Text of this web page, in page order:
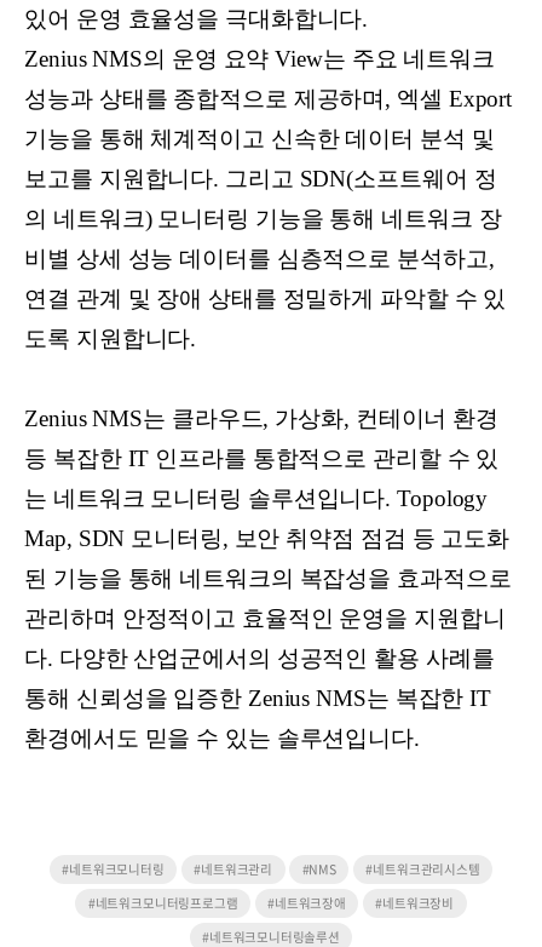
있어 운영 효율성을 극대화합니다.
Zenius NMS의 운영 요약 View는 주요 네트워크
성능과 상태를 종합적으로 제공하며, 엑셀 Export
기능을 통해 체계적이고 신속한 데이터 분석 및
보고를 지원합니다. 그리고 SDN(소프트웨어 정
의 네트워크) 모니터링 기능을 통해 네트워크 장
비별 상세 성능 데이터를 심층적으로 분석하고,
연결 관계 및 장애 상태를 정밀하게 파악할 수 있
도록 지원합니다.
Zenius NMS는 클라우드, 가상화, 컨테이너 환경
등 복잡한 IT 인프라를 통합적으로 관리할 수 있
는 네트워크 모니터링 솔루션입니다. Topology
Map, SDN 모니터링, 보안 취약점 점검 등 고도화
된 기능을 통해 네트워크의 복잡성을 효과적으로
관리하며 안정적이고 효율적인 운영을 지원합니
다. 다양한 산업군에서의 성공적인 활용 사례를
통해 신뢰성을 입증한 Zenius NMS는 복잡한 IT
환경에서도 믿을 수 있는 솔루션입니다.
#네트워크모니터링 #네트워크관리 #NMS
#네트워크관리시스템
#네트워크모니터링프로그램
#네트워크장애
#네트워크장비
#네트워크모니터링솔루션